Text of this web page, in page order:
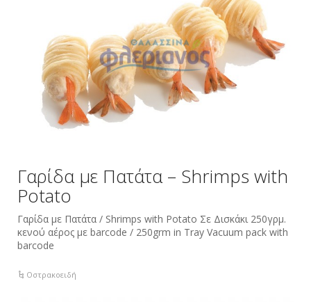
Γαρίδα με Πατάτα – Shrimps with
Potato
Γαρίδα με Πατάτα / Shrimps with Potato Σε Δισκάκι 250γρμ.
κενού αέρος με barcode / 250grm in Tray Vacuum pack with
barcode
Οστρακοειδή